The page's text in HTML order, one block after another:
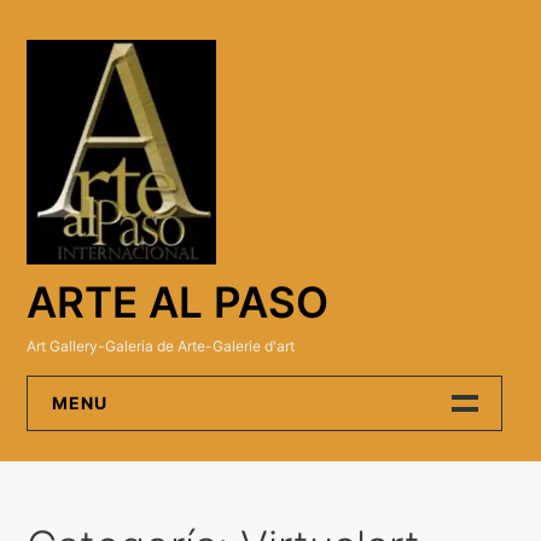
ARTE AL PASO
Art Gallery-Galeria de Arte-Galerie d'art
MENU
Artistas